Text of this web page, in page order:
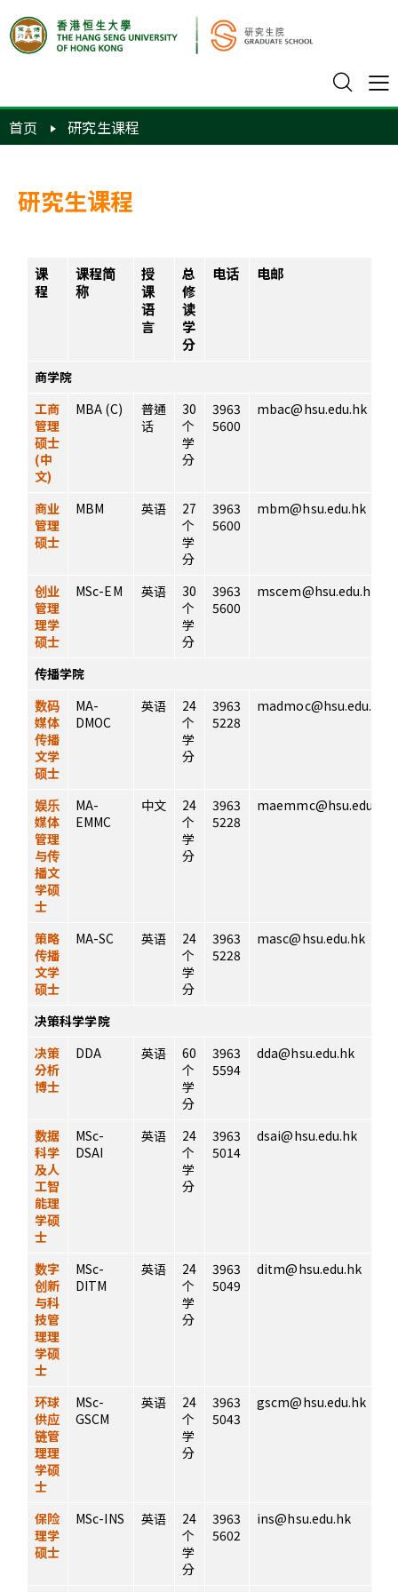
首页 研究生课程
研究生课程
课
程
课程简
称
授
课
语
言
总
修
读
学
分
电话 电邮
商学院
工商
管理
硕士
(中
文)
MBA (C)
普通
话
30
个
学
分
3963
5600
mbac@hsu.edu.hk
商业
管理
硕士
MBM 英语
27
个
学
分
3963
5600
mbm@hsu.edu.hk
创业
管理
理学
硕士
MSc-EM 英语
30
个
学
分
3963
5600
mscem@hsu.edu.hk
传播学院
数码
媒体
传播
文学
硕士
MA-
DMOC
英语
24
个
学
分
3963
5228
madmoc@hsu.edu.hk
娱乐
媒体
管理
与传
播文
学硕
士
MA-
EMMC
中文
24
个
学
分
3963
5228
maemmc@hsu.edu.hk
策略
传播
文学
硕士
MA-SC 英语
24
个
学
分
3963
5228
masc@hsu.edu.hk
决策科学学院
决策
分析
博士
DDA 英语
60
个
学
分
3963
5594
dda@hsu.edu.hk
数据
科学
及人
工智
能理
学硕
士
MSc-
DSAI
英语
24
个
学
分
3963
5014
dsai@hsu.edu.hk
数字
创新
与科
技管
理理
学硕
士
MSc-
DITM
英语
24
个
学
分
3963
5049
ditm@hsu.edu.hk
环球
供应
链管
理理
学硕
士
MSc-
GSCM
英语
24
个
学
分
3963
5043
gscm@hsu.edu.hk
保险
理学
硕士
MSc-INS 英语
24
个
学
分
3963
5602
ins@hsu.edu.hk